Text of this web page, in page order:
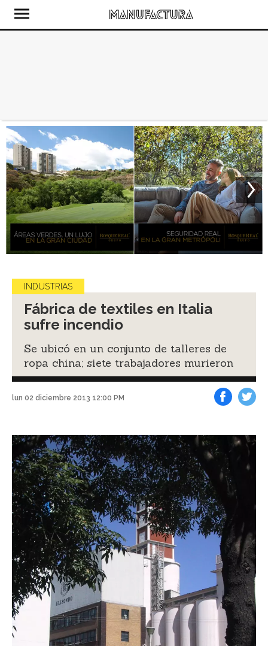
INDUSTRIAS
Fábrica de textiles en Italia
sufre incendio
Se ubicó en un conjunto de talleres de
ropa china; siete trabajadores murieron
lun 02 diciembre 2013 12:00 PM